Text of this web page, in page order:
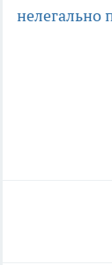
нелегально